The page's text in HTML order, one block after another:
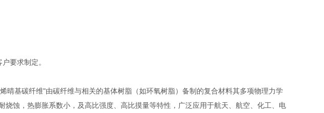
要求制定。
晴基碳纤维"由碳纤维与相关的基体树脂（如环氧树脂）备制的复合材料其多项物理力学
蚀，热膨胀系数小，及高比强度、高比摸量等特性，广泛应用于航天、航空、化工、电